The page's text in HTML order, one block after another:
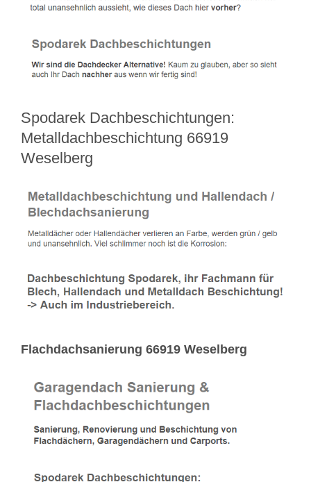
Spodarek Dachbeschichtungen:
Metalldachbeschichtung 66919
Weselberg
Flachdachsanierung 66919 Weselberg